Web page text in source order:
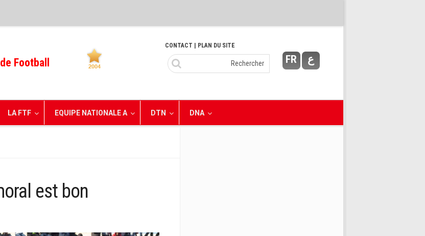
Football FR ع
CONTACT | PLAN DU SITE
LA FTF EQUIPE NATIONALE A DTN DNA
est bon